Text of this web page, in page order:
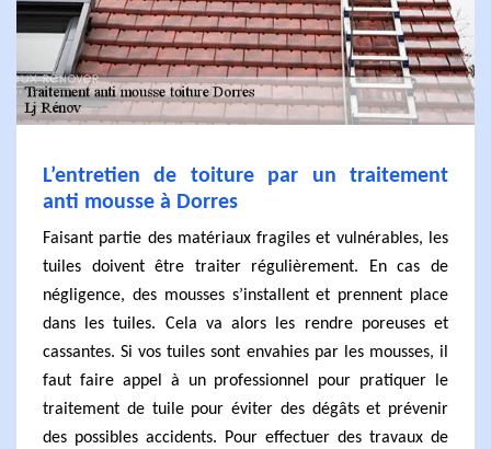
L’entretien de toiture par un traitement
anti mousse à Dorres
Faisant partie des matériaux fragiles et vulnérables, les
tuiles doivent être traiter régulièrement. En cas de
négligence, des mousses s’installent et prennent place
dans les tuiles. Cela va alors les rendre poreuses et
cassantes. Si vos tuiles sont envahies par les mousses, il
faut faire appel à un professionnel pour pratiquer le
traitement de tuile pour éviter des dégâts et prévenir
des possibles accidents. Pour effectuer des travaux de